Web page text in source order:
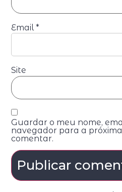
Email*
Site
Guardar o meu nome,
navegador para a
comentar.